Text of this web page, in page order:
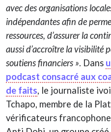
avec des organisations
indépendantes afin de
ressources, d’assurer la
aussi d’accroître la visibilité
soutiens financiers ». Dans
podcast consacré aux
de faits, le journaliste
Tchapo, membre de la
vérificateurs